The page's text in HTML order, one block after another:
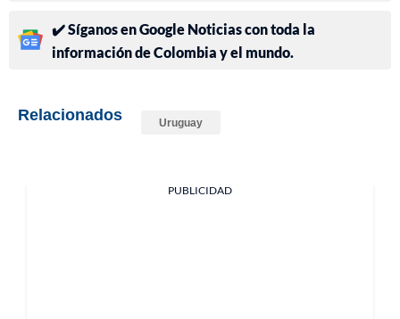
✔️ Síganos en Google Noticias con toda la
información de Colombia y el mundo.
Relacionados Uruguay
PUBLICIDAD